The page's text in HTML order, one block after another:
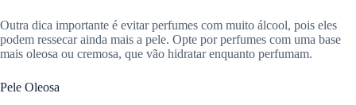
Outra dica importante é evitar perfumes com muito álcool, pois eles
podem ressecar ainda mais a pele. Opte por perfumes com uma base
mais oleosa ou cremosa, que vão hidratar enquanto perfumam.
Pele Oleosa